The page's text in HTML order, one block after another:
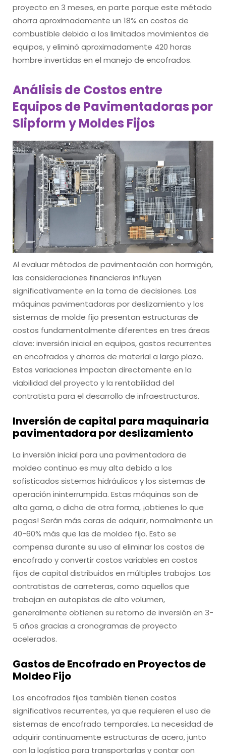
proyecto en 3 meses, en parte porque este método
ahorra aproximadamente un 18% en costos de
combustible debido a los limitados movimientos de
equipos, y eliminó aproximadamente 420 horas
hombre invertidas en el manejo de encofrados.
Análisis de Costos entre
Equipos de Pavimentadoras por
Slipform y Moldes Fijos
Al evaluar métodos de pavimentación con hormigón,
las consideraciones financieras influyen
significativamente en la toma de decisiones. Las
máquinas pavimentadoras por deslizamiento y los
sistemas de molde fijo presentan estructuras de
costos fundamentalmente diferentes en tres áreas
clave: inversión inicial en equipos, gastos recurrentes
en encofrados y ahorros de material a largo plazo.
Estas variaciones impactan directamente en la
viabilidad del proyecto y la rentabilidad del
contratista para el desarrollo de infraestructuras.
Inversión de capital para maquinaria
pavimentadora por deslizamiento
La inversión inicial para una pavimentadora de
moldeo continuo es muy alta debido a los
sofisticados sistemas hidráulicos y los sistemas de
operación ininterrumpida. Estas máquinas son de
alta gama, o dicho de otra forma, ¡obtienes lo que
pagas! Serán más caras de adquirir, normalmente un
40-60% más que las de moldeo fijo. Esto se
compensa durante su uso al eliminar los costos de
encofrado y convertir costos variables en costos
fijos de capital distribuidos en múltiples trabajos. Los
contratistas de carreteras, como aquellos que
trabajan en autopistas de alto volumen,
generalmente obtienen su retorno de inversión en 3-
5 años gracias a cronogramas de proyecto
acelerados.
Gastos de Encofrado en Proyectos de
Moldeo Fijo
Los encofrados fijos también tienen costos
significativos recurrentes, ya que requieren el uso de
sistemas de encofrado temporales. La necesidad de
adquirir continuamente estructuras de acero, junto
con la logística para transportarlas y contar con